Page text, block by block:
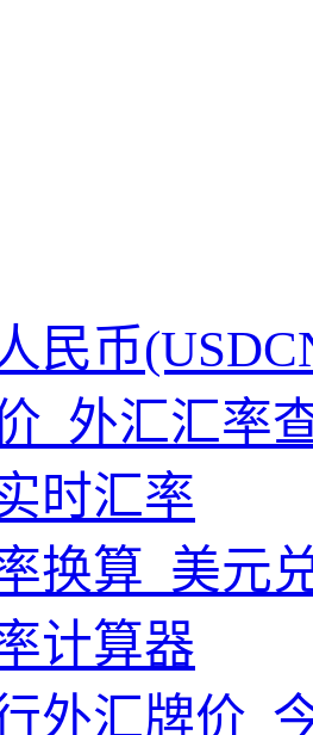
民币
_外汇汇率
时汇率
换算_美元
计算器
外汇牌价_